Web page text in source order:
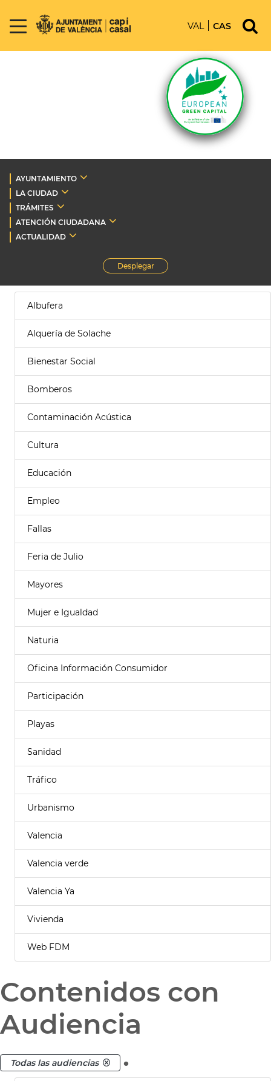
VAL CAS
AYUNTAMIENTO
LA CIUDAD
TRÁMITES
ATENCIÓN CIUDADANA
ACTUALIDAD
Desplegar
Albufera
Alquería de Solache
Bienestar Social
Bomberos
Contaminación Acústica
Cultura
Educación
Empleo
Fallas
Feria de Julio
Mayores
Mujer e Igualdad
Naturia
Oficina Información Consumidor
Participación
Playas
Sanidad
Tráfico
Urbanismo
Valencia
Valencia verde
Valencia Ya
Vivienda
Web FDM
Contenidos con
Audiencia
Todas las audiencias .